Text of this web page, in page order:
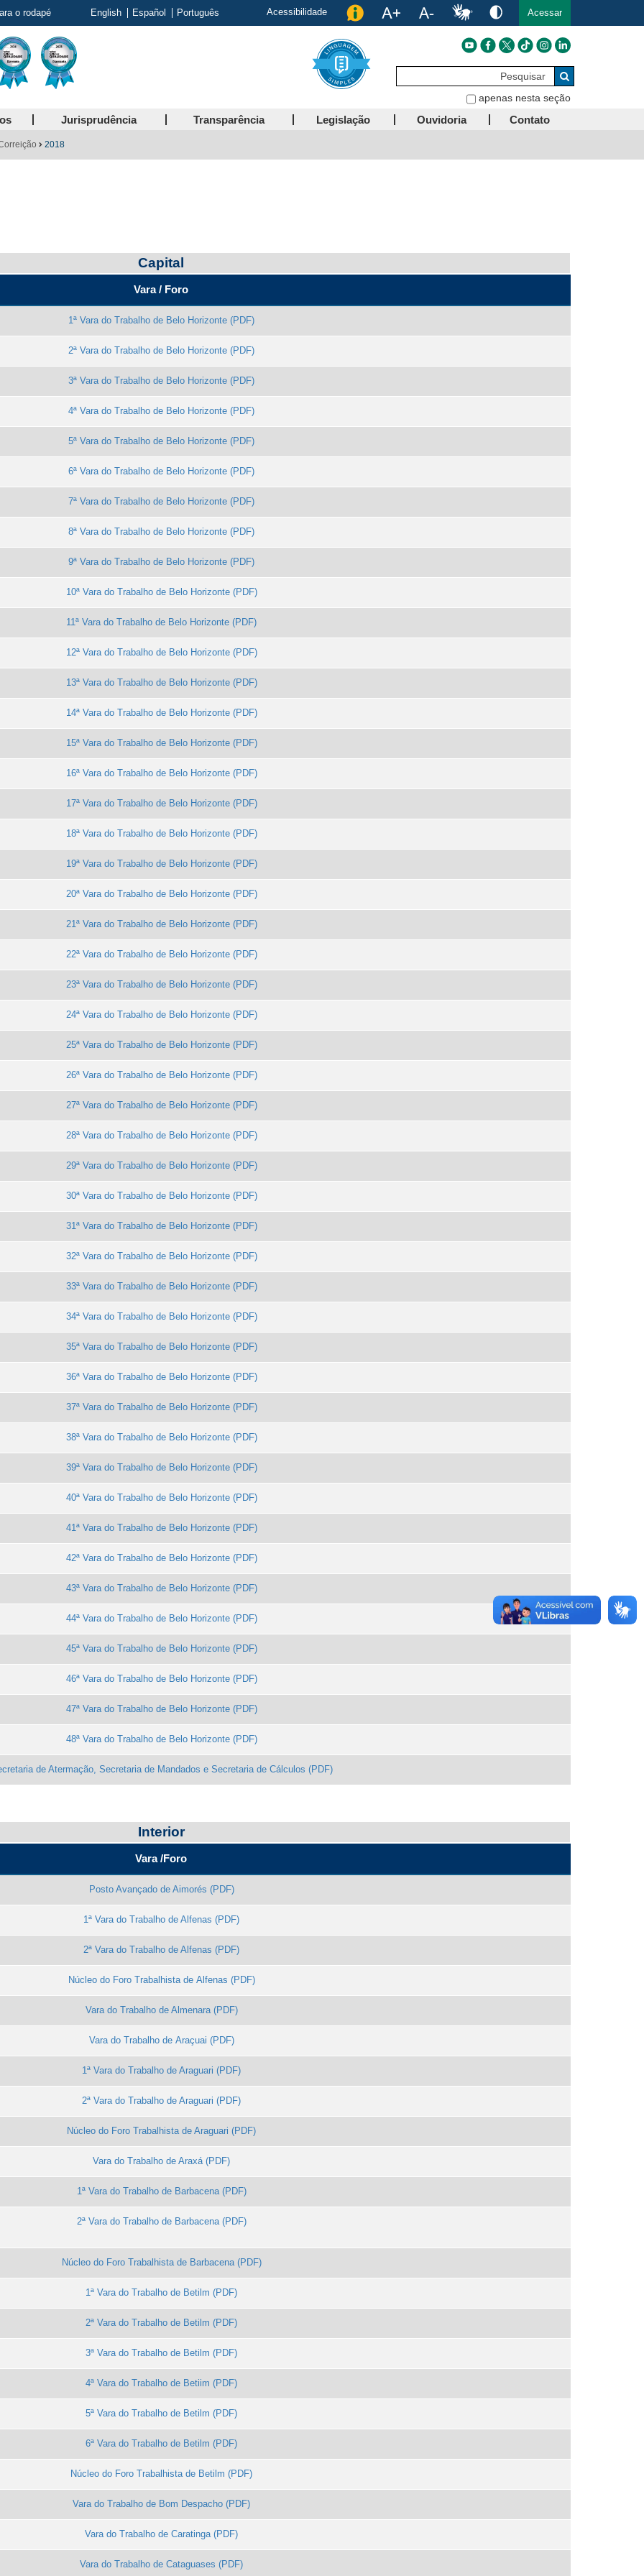
o rodapé Acessibilidade Acessar
English Español Português
Pesquisar
Buscar
apenas nesta seção
Jurisprudência Transparência Legislação Ouvidoria Contato
2018
Capital
Vara / Foro
1ª Vara do Trabalho de Belo Horizonte
2ª Vara do Trabalho de Belo Horizonte
3ª Vara do Trabalho de Belo Horizonte
4ª Vara do Trabalho de Belo Horizonte
5ª Vara do Trabalho de Belo Horizonte
6ª Vara do Trabalho de Belo Horizonte
7ª Vara do Trabalho de Belo Horizonte
8ª Vara do Trabalho de Belo Horizonte
9ª Vara do Trabalho de Belo Horizonte
10ª Vara do Trabalho de Belo Horizonte
11ª Vara do Trabalho de Belo Horizonte
12ª Vara do Trabalho de Belo Horizonte
13ª Vara do Trabalho de Belo Horizonte
14ª Vara do Trabalho de Belo Horizonte
15ª Vara do Trabalho de Belo Horizonte
16ª Vara do Trabalho de Belo Horizonte
17ª Vara do Trabalho de Belo Horizonte
18ª Vara do Trabalho de Belo Horizonte
19ª Vara do Trabalho de Belo Horizonte
20ª Vara do Trabalho de Belo Horizonte
21ª Vara do Trabalho de Belo Horizonte
22ª Vara do Trabalho de Belo Horizonte
23ª Vara do Trabalho de Belo Horizonte
24ª Vara do Trabalho de Belo Horizonte
25ª Vara do Trabalho de Belo Horizonte
26ª Vara do Trabalho de Belo Horizonte
27ª Vara do Trabalho de Belo Horizonte
28ª Vara do Trabalho de Belo Horizonte
29ª Vara do Trabalho de Belo Horizonte
30ª Vara do Trabalho de Belo Horizonte
31ª Vara do Trabalho de Belo Horizonte
32ª Vara do Trabalho de Belo Horizonte
33ª Vara do Trabalho de Belo Horizonte
34ª Vara do Trabalho de Belo Horizonte
35ª Vara do Trabalho de Belo Horizonte
36ª Vara do Trabalho de Belo Horizonte
37ª Vara do Trabalho de Belo Horizonte
38ª Vara do Trabalho de Belo Horizonte
39ª Vara do Trabalho de Belo Horizonte
40ª Vara do Trabalho de Belo Horizonte
41ª Vara do Trabalho de Belo Horizonte
42ª Vara do Trabalho de Belo Horizonte
43ª Vara do Trabalho de Belo Horizonte
44ª Vara do Trabalho de Belo Horizonte
45ª Vara do Trabalho de Belo Horizonte
46ª Vara do Trabalho de Belo Horizonte
47ª Vara do Trabalho de Belo Horizonte
48ª Vara do Trabalho de Belo Horizonte
de Atermação, Secretaria de Mandados e Secretaria de Cálculos
Interior
Vara /Foro
Posto Avançado de Aimorés
1ª Vara do Trabalho de Alfenas
2ª Vara do Trabalho de Alfenas
Núcleo do Foro Trabalhista de Alfenas
Vara do Trabalho de Almenara
Vara do Trabalho de Araçuai
1ª Vara do Trabalho de Araguari
2ª Vara do Trabalho de Araguari
Núcleo do Foro Trabalhista de Araguari
Vara do Trabalho de Araxá
1ª Vara do Trabalho de Barbacena
2ª Vara do Trabalho de Barbacena
Núcleo do Foro Trabalhista de Barbacena
1ª Vara do Trabalho de Betilm
2ª Vara do Trabalho de Betilm
3ª Vara do Trabalho de Betilm
4ª Vara do Trabalho de Betiim
5ª Vara do Trabalho de Betilm
6ª Vara do Trabalho de Betilm
Núcleo do Foro Trabalhista de Betilm
Vara do Trabalho de Bom Despacho
Vara do Trabalho de Caratinga
Vara do Trabalho de Cataguases